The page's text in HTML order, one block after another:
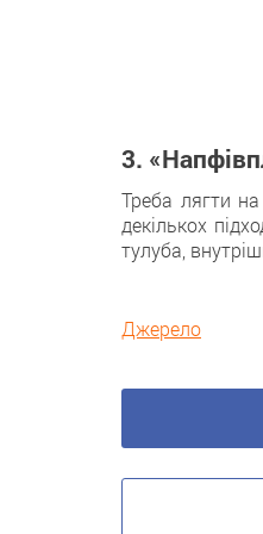
3.
Треба лягти
декількох
тулуба,
Джерело